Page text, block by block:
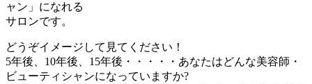
ャン」になれる
サロンです。
どうぞイメージして見てください！
5年後、10年後、15年後・・・・・あなたはどんな美容師・
ビューティシャンになっていますか?